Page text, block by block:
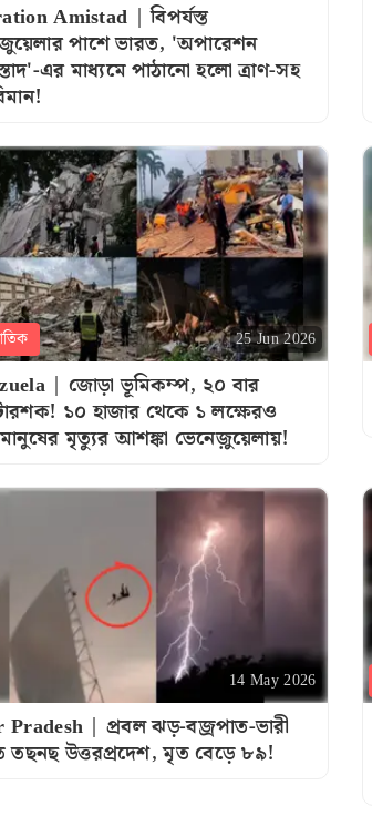
Amistad | বিপর্যস্ত
পাশে ভারত, 'অপারেশন
এর মাধ্যমে পাঠানো হলো ত্রাণ-সহ
25 Jun 2026
| জোড়া ভূমিকম্প, ২০ বার
১০ হাজার থেকে ১ লক্ষেরও
মৃত্যুর আশঙ্কা ভেনেজ়ুয়েলায়!
14 May 2026
| প্রবল ঝড়-বজ্রপাত-ভারী
তছনছ উত্তরপ্রদেশ, মৃত বেড়ে ৮৯!